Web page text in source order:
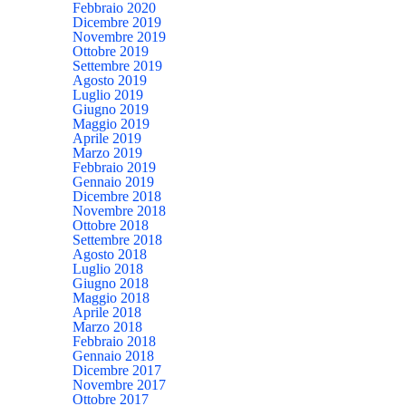
Febbraio 2020
Dicembre 2019
Novembre 2019
Ottobre 2019
Settembre 2019
Agosto 2019
Luglio 2019
Giugno 2019
Maggio 2019
Aprile 2019
Marzo 2019
Febbraio 2019
Gennaio 2019
Dicembre 2018
Novembre 2018
Ottobre 2018
Settembre 2018
Agosto 2018
Luglio 2018
Giugno 2018
Maggio 2018
Aprile 2018
Marzo 2018
Febbraio 2018
Gennaio 2018
Dicembre 2017
Novembre 2017
Ottobre 2017